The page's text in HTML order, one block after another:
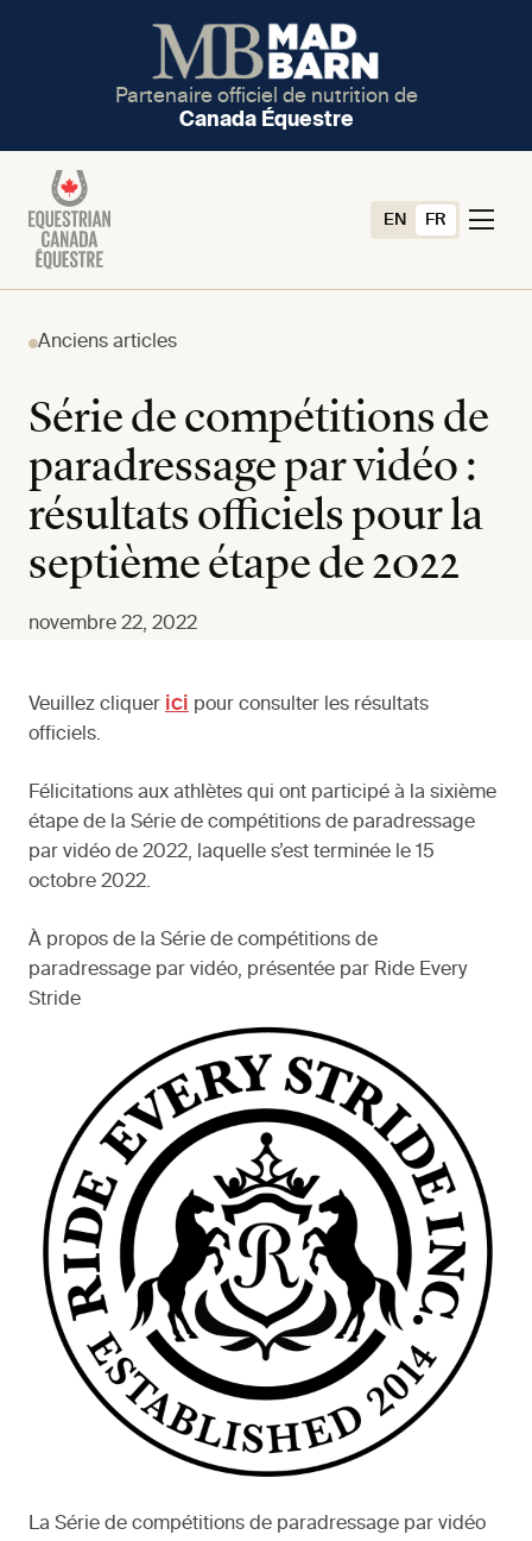
Partenaire officiel de nutrition de
Canada Équestre
EN FR
Anciens articles
Série de compétitions de
paradressage par vidéo :
résultats officiels pour la
septième étape de 2022
novembre 22, 2022
Veuillez cliquer ici pour consulter les résultats
officiels.
Félicitations aux athlètes qui ont participé à la sixième
étape de la Série de compétitions de paradressage
par vidéo de 2022, laquelle s’est terminée le 15
octobre 2022.
À propos de la Série de compétitions de
paradressage par vidéo, présentée par Ride Every
Stride
La Série de compétitions de paradressage par vidéo